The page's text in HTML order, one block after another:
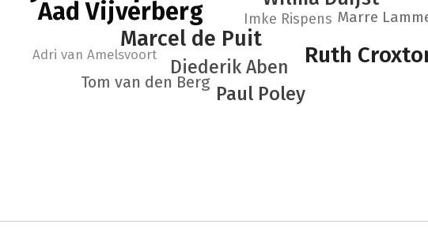
Aad Vijverberg
Ruth
Marcel de Puit
Paul Poley
Diederik Aben
Tom van den Berg
Marre
Imke Rispens
Adri van Amelsvoort